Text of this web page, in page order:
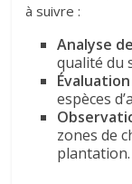
à suivre :
Analyse
qualité du
espèces
zones de
plantation.